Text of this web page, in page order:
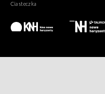
Ciasteczka